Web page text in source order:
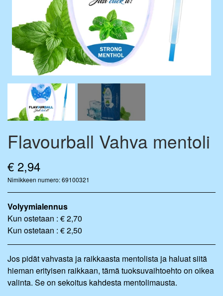
FLAVOURDROP AROMIPISARAT
BASE VÆSKE
FLAVOURBALL-TARVIKKEET
MIX-PULLOT
MERCHANDISE
Flavourball Vahva mentoli
€ 2,94
Nimikkeen numero: 69100321
Volyymialennus
Kun ostetaan : € 2,70
Kun ostetaan : € 2,50
Jos pidät vahvasta ja raikkaasta mentolista ja haluat siitä
hieman erityisen raikkaan, tämä tuoksuvaihtoehto on oikea
valinta. Se on sekoitus kahdesta mentolimausta.